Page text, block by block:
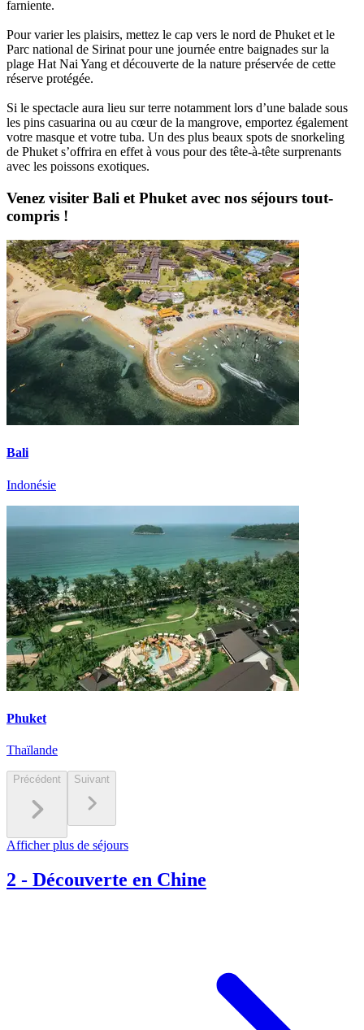
farniente.
Pour varier les plaisirs, mettez le cap vers le nord de Phuket et le
Parc national de Sirinat pour une journée entre baignades sur la
plage Hat Nai Yang et découverte de la nature préservée de cette
réserve protégée.
Si le spectacle aura lieu sur terre notamment lors d’une balade sous
les pins casuarina ou au cœur de la mangrove, emportez également
votre masque et votre tuba. Un des plus beaux spots de snorkeling
de Phuket s’offrira en effet à vous pour des tête-à-tête surprenants
avec les poissons exotiques.
Venez visiter Bali et Phuket avec nos séjours tout-
compris !
Bali
Indonésie
Phuket
Thaïlande
Précédent Suivant
Afficher plus de séjours
2 - Découverte en Chine